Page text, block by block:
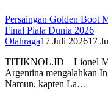
Persaingan Golden Boot
Final Piala Dunia 2026‎
Olahraga17 Juli 202617
TITIKNOL.ID – Lionel
Argentina mengalahkan
Namun, kapten La…